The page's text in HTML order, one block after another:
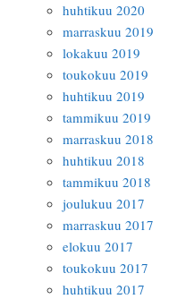
huhtikuu 2020
marraskuu 2019
lokakuu 2019
toukokuu 2019
huhtikuu 2019
tammikuu 2019
marraskuu 2018
huhtikuu 2018
tammikuu 2018
joulukuu 2017
marraskuu 2017
elokuu 2017
toukokuu 2017
huhtikuu 2017